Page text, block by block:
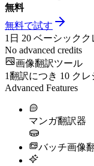
無料
無料で試す
1日 20 ベーシックク
No advanced credits
画像翻訳ツール
1翻訳につき 10 クレ
Advanced Features
マンガ翻訳器
バッチ画像